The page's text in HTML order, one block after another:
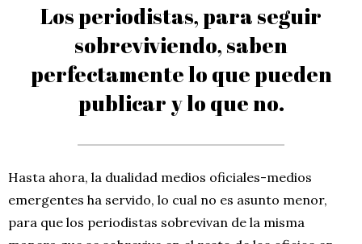
Los periodistas, para seguir
sobreviviendo, saben
perfectamente lo que pueden
publicar y lo que no.
Hasta ahora, la dualidad medios oficiales-medios
emergentes ha servido, lo cual no es asunto menor,
para que los periodistas sobrevivan de la misma